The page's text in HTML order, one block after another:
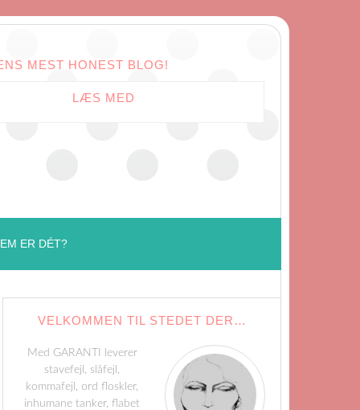
MEST HONEST BLOG!
LÆS MED
ER DÉT?
VELKOMMEN TIL STEDET DER…
Med GARANTI leverer
stavefejl, slåfejl,
kommafejl, ord floskler,
inhumane tanker, flabet